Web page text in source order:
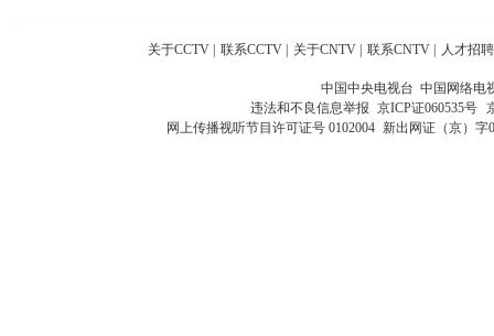
关于CCTV 联系CCTV 关于CNTV 联系CNTV 人才招聘
中国中央电视台 中国网络电
违法和不良信息举报 京ICP证060535号
网上传播视听节目许可证号 0102004 新出网证（京）